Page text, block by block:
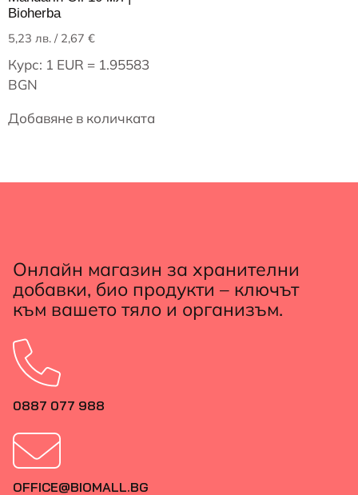
Bioherba
5,23 лв. / 2,67 €
Курс: 1 EUR = 1.95583
BGN
Добавяне в количката
Онлайн магазин за хранителни
добавки, био продукти – ключът
към вашето тяло и организъм.
0887 077 988
OFFICE@BIOMALL.BG